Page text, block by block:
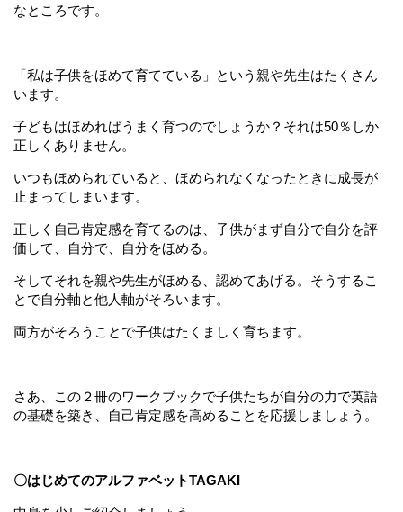
なところです。
「私は子供をほめて育てている」という親や先生はたくさん
います。
子どもはほめればうまく育つのでしょうか？それは50％しか
正しくありません。
いつもほめられていると、ほめられなくなったときに成長が
止まってしまいます。
正しく自己肯定感を育てるのは、子供がまず自分で自分を評
価して、自分で、自分をほめる。
そしてそれを親や先生がほめる、認めてあげる。そうするこ
とで自分軸と他人軸がそろいます。
両方がそろうことで子供はたくましく育ちます。
さあ、この２冊のワークブックで子供たちが自分の力で英語
の基礎を築き、自己肯定感を高めることを応援しましょう。
〇はじめてのアルファベットTAGAKI